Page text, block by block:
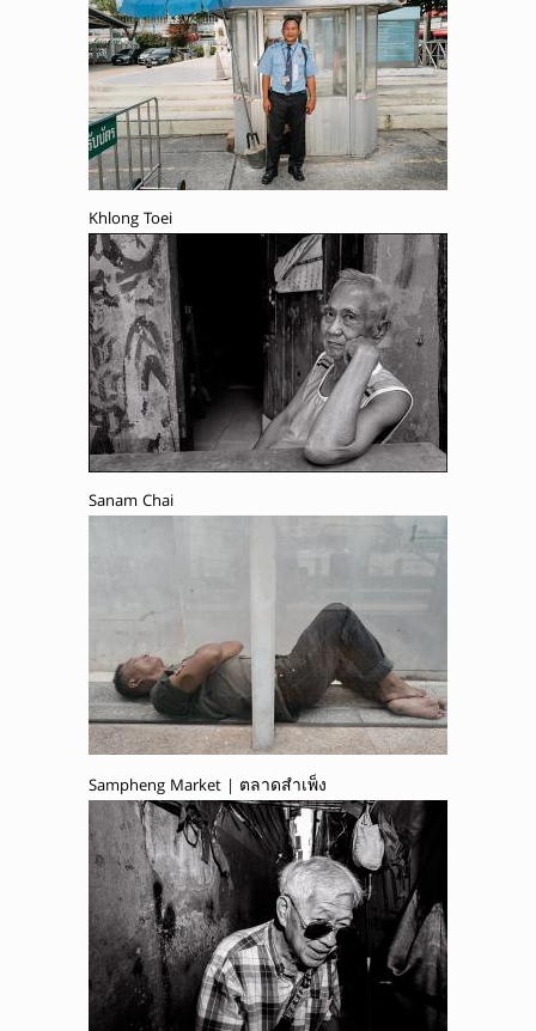
Khlong Toei
Sanam Chai
Sampheng Market | ตลาดสำเพ็ง